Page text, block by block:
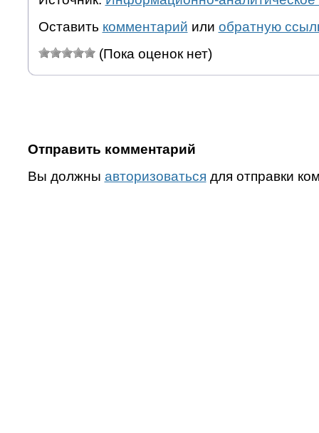
Оставить комментарий или обратную
(Пока оценок нет)
Отправить комментарий
Вы должны авторизоваться для отправки